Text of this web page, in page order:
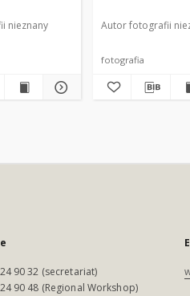
nieznany Autor fotografii
fotografia
90 32 (secretariat)
90 48 (Regional Workshop)